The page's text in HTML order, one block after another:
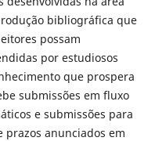
bibliográfica que
possam
por estudiosos
que prospera
submissões em fluxo
e submissões para
anunciados em